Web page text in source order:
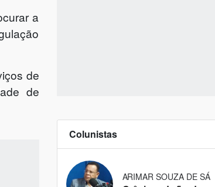
a
de
de
Colunistas
ARIMAR SOUZA DE SÁ